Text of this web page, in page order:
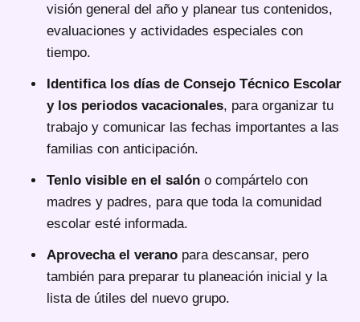
visión general del año y planear tus contenidos,
evaluaciones y actividades especiales con
tiempo.
Identifica los días de Consejo Técnico Escolar
y los periodos vacacionales, para organizar tu
trabajo y comunicar las fechas importantes a las
familias con anticipación.
Tenlo visible en el salón o compártelo con
madres y padres, para que toda la comunidad
escolar esté informada.
Aprovecha el verano para descansar, pero
también para preparar tu planeación inicial y la
lista de útiles del nuevo grupo.